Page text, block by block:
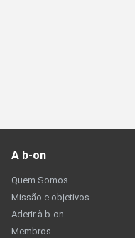
A b-on
Quem Somos
Missão e objetivos
Aderir à b-on
Membros